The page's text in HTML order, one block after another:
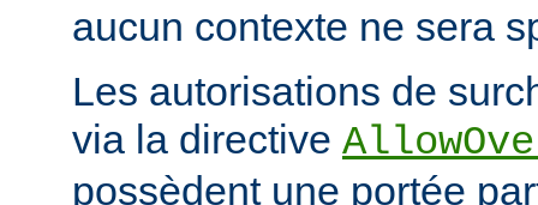
aucun contexte ne sera
Les autorisations de
via la directive
possèdent une portée